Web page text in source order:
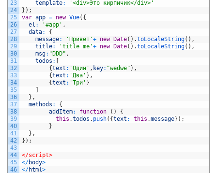
23
24
25
26
27
28
29
30
31
32
33
34
35
36
37
38
39
40
41
42
43
44
45
46
template:
'<div>Это кирпичик</div>'
} ) ;
var app = new Vue( {
el : '#app' ,
data:
{
message: 'Привет'+ new Date( ) .toLocaleString( ) ,
title: 'title me'+ new Date( ) .toLocaleString( ) ,
msg: "DDD" ,
todos :
{text : 'Один' , key: "wedwe" } ,
{text : 'Два' } ,
{text : 'Три' }
} ,
methods :
{
addItem: function ( )
{
this .todos . push( {text : this .message} ) ;
}
} ,
} ) ;
</script>
</body>
</html>